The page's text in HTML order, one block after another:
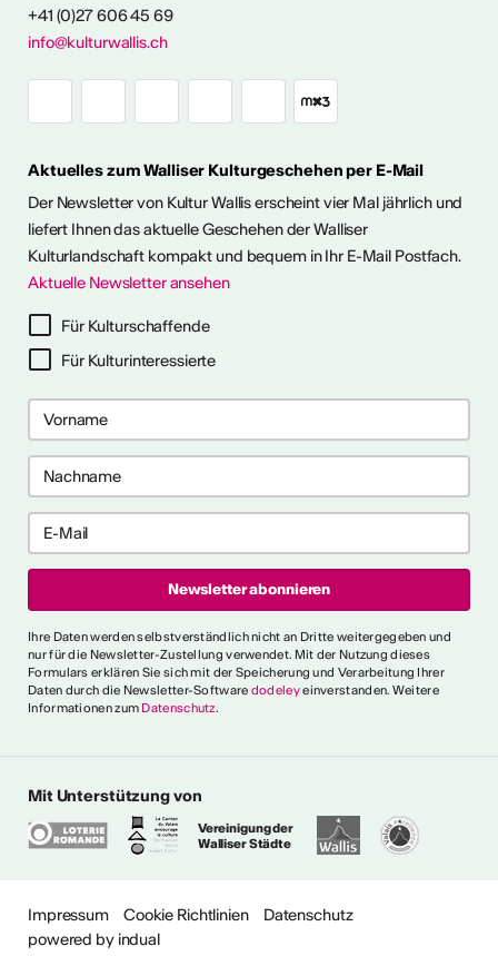
anzeigen
als
r
r
Ein
erklärt ausserdem den
Ausdrücken.
Fragen?
+41 (0)27 606 45 69
info@kulturwallis.ch
Aktuelles zum Walliser Kulturgeschehen per E-Mail
Der Newsletter von Kultur Wallis erscheint vier Mal jährlich und
liefert Ihnen das aktuelle Geschehen der Walliser
Kulturlandschaft kompakt und bequem in Ihr E-Mail Postfach.
Aktuelle Newsletter ansehen
Für Kulturschaffende
Für Kulturinteressierte
Ihre Daten werden selbstverständlich nicht an Dritte weitergegeben und
nur für die Newsletter-Zustellung verwendet. Mit der Nutzung dieses
Formulars erklären Sie sich mit der Speicherung und Verarbeitung Ihrer
Daten durch die Newsletter-Software dodeleyeinverstanden. Weitere
Informationen zum Datenschutz.
Mit Unterstützung von
Vereinigung der
Walliser Städte
Impressum Cookie Richtlinien
Datenschutz
powered by indual